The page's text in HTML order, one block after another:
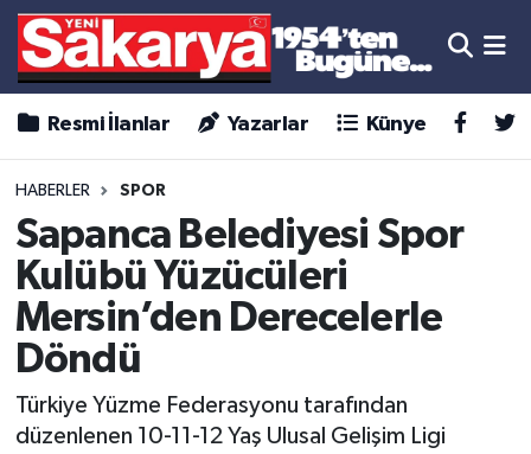
Resmi İlanlar Yazarlar Künye
HABERLER SPOR
Sapanca Belediyesi Spor
Kulübü Yüzücüleri
Mersin’den Derecelerle
Döndü
Türkiye Yüzme Federasyonu tarafından
düzenlenen 10-11-12 Yaş Ulusal Gelişim Ligi